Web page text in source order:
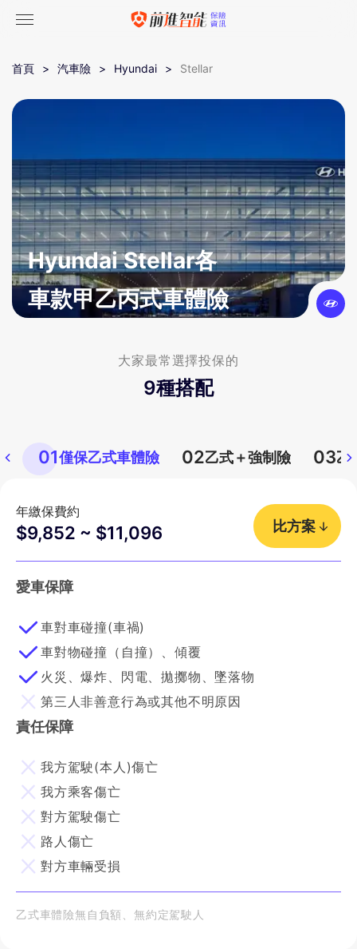
首頁 汽車險 Hyundai Stellar
Hyundai Stellar各
車款甲乙丙式車體險
大家最常選擇投保的
9種搭配
01僅保乙式車體險 02乙式＋強制險 03乙
年繳保費約
$9,852 ~ $11,096 比方案
愛車保障
車對車碰撞(車禍)
車對物碰撞（自撞）、傾覆
火災、爆炸、閃電、拋擲物、墜落物
第三人非善意行為或其他不明原因
責任保障
我方駕駛(本人)傷亡
我方乘客傷亡
對方駕駛傷亡
路人傷亡
對方車輛受損
乙式車體險無自負額、無約定駕駛人